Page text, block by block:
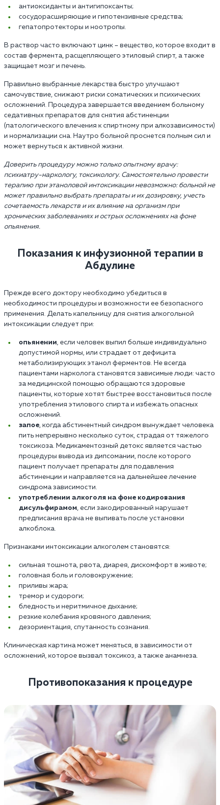
антиоксиданты и антигипоксанты;
сосудорасширяющие и гипотензивные средства;
гепатопротекторы и ноотропы.
В раствор часто включают цинк – вещество, которое входит в
состав фермента, расщепляющего этиловый спирт, а также
защищает мозг и печень.
Правильно выбранные лекарства быстро улучшают
самочувствие, снижают риски соматических и психических
осложнений. Процедура завершается введением больному
седативных препаратов для снятия абстиненции
(патологического влечения к спиртному при алкозависимости)
и нормализации сна. Наутро больной проснется полным сил и
может вернуться к активной жизни.
Доверить процедуру можно только опытному врачу:
психиатру-наркологу, токсикологу. Самостоятельно провести
терапию при этаноловой интоксикации невозможно: больной не
может правильно выбрать препараты и их дозировку, учесть
сочетаемость лекарств и их влияние на организм при
хронических заболеваниях и острых осложнениях на фоне
опьянения.
Показания к инфузионной терапии в
Абдулине
Прежде всего доктору необходимо убедиться в
необходимости процедуры и возможности ее безопасного
применения. Делать капельницу для снятия алкогольной
интоксикации следует при:
опьянении , если человек выпил больше индивидуально
допустимой нормы, или страдает от дефицита
метаболизирующих этанол ферментов. Не всегда
пациентами нарколога становятся зависимые люди: часто
за медицинской помощью обращаются здоровые
пациенты, которые хотят быстрее восстановиться после
употребления этилового спирта и избежать опасных
осложнений.
запое , когда абстинентный синдром вынуждает человека
пить непрерывно несколько суток, страдая от тяжелого
токсикоза. Медикаментозный детокс является частью
процедуры вывода из дипсомании, после которого
пациент получает препараты для подавления
абстиненции и направляется на дальнейшее лечение
синдрома зависимости.
употреблении алкоголя на фоне кодирования
дисульфирамом , если закодированный нарушает
предписания врача не выпивать после установки
алкоблока.
Признаками интоксикации алкоголем становятся:
сильная тошнота, рвота, диарея, дискомфорт в животе;
головная боль и головокружение;
приливы жара;
тремор и судороги;
бледность и неритмичное дыхание;
резкие колебания кровяного давления;
дезориентация, спутанность сознания.
Клиническая картина может меняться, в зависимости от
осложнений, которое вызвал токсикоз, а также анамнеза.
Противопоказания к процедуре